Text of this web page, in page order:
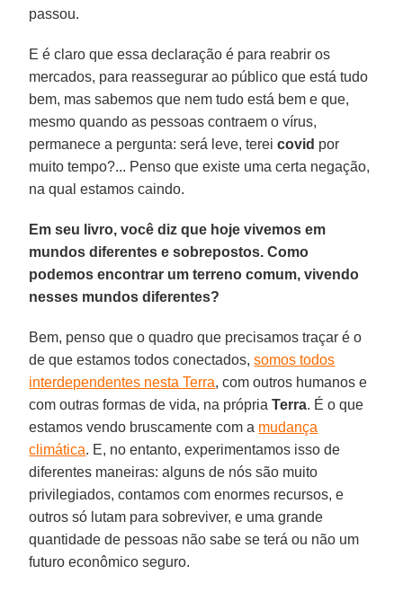
passou.
E é claro que essa declaração é para reabrir os
mercados, para reassegurar ao público que está tudo
bem, mas sabemos que nem tudo está bem e que,
mesmo quando as pessoas contraem o vírus,
permanece a pergunta: será leve, tereicovid por
muito tempo?... Penso que existe uma certa negação,
na qual estamos caindo.
Em seu livro, você diz que hoje vivemos em
mundos diferentes e sobrepostos. Como
podemos encontrar um terreno comum, vivendo
nesses mundos diferentes?
Bem, penso que o quadro que precisamos traçar é o
de que estamos todos conectados,somos todos
interdependentes nesta Terra, com outros humanos e
com outras formas de vida, na própriaTerra. É o que
estamos vendo bruscamente com a mudança
climática. E, no entanto, experimentamos isso de
diferentes maneiras: alguns de nós são muito
privilegiados, contamos com enormes recursos, e
outros só lutam para sobreviver, e uma grande
quantidade de pessoas não sabe se terá ou não um
futuro econômico seguro.